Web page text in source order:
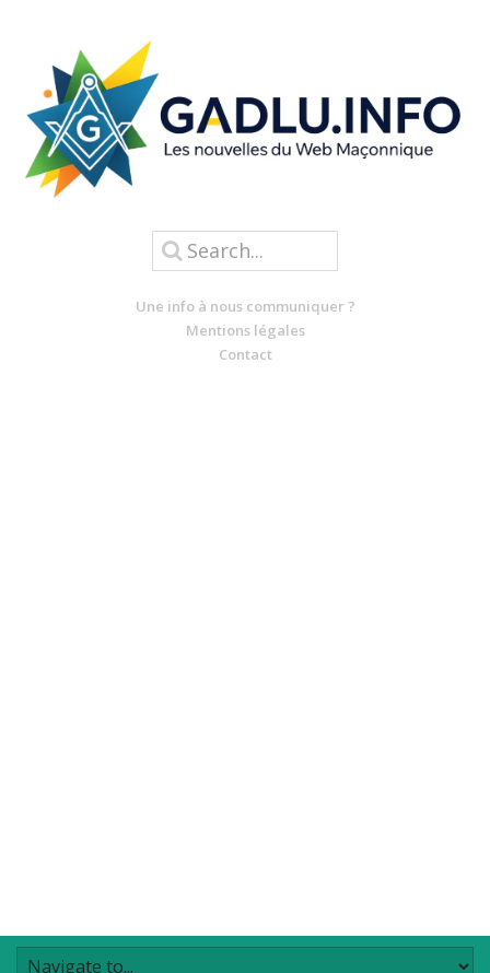
Une info à nous communiquer ?
Mentions légales
Contact